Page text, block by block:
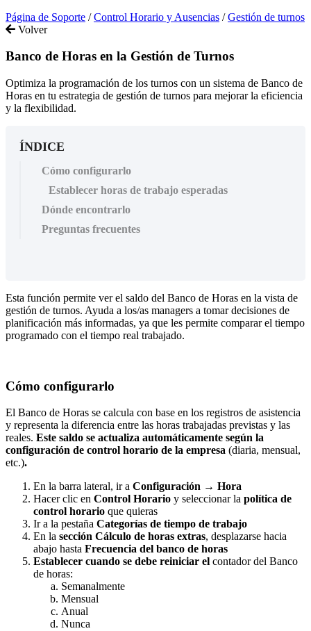
Página de Soporte / Control Horario y Ausencias / Gestión de turnos
Volver
Banco de Horas en la Gestión de Turnos
Optimiza la programación de los turnos con un sistema de Banco de
Horas en tu estrategia de gestión de turnos para mejorar la eficiencia
y la flexibilidad.
ÍNDICE
Cómo configurarlo
Establecer horas de trabajo esperadas
Dónde encontrarlo
Preguntas frecuentes
Esta función permite ver el saldo del Banco de Horas en la vista de
gestión de turnos. Ayuda a los/as managers a tomar decisiones de
planificación más informadas, ya que les permite comparar el tiempo
programado con el tiempo real trabajado.
Cómo configurarlo
El Banco de Horas se calcula con base en los registros de asistencia
y representa la diferencia entre las horas trabajadas previstas y las
reales. Este saldo se actualiza automáticamente según la
configuración de control horario de la empresa (diaria, mensual,
etc.).
En la barra lateral, ir a Configuración → Hora
Hacer clic en Control Horario y seleccionar la política de
control horario que quieras
Ir a la pestaña Categorías de tiempo de trabajo
En la sección Cálculo de horas extras, desplazarse hacia
abajo hasta Frecuencia del banco de horas
Establecer cuando se debe reiniciar el contador del Banco
de horas:
Semanalmente
Mensual
Anual
Nunca